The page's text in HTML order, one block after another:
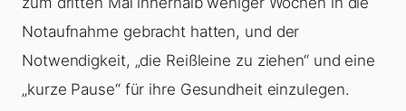
Notaufnahme gebracht hatten, und der
Notwendigkeit, „die Reißleine zu ziehen“ und eine
„kurze Pause“ für ihre Gesundheit einzulegen.